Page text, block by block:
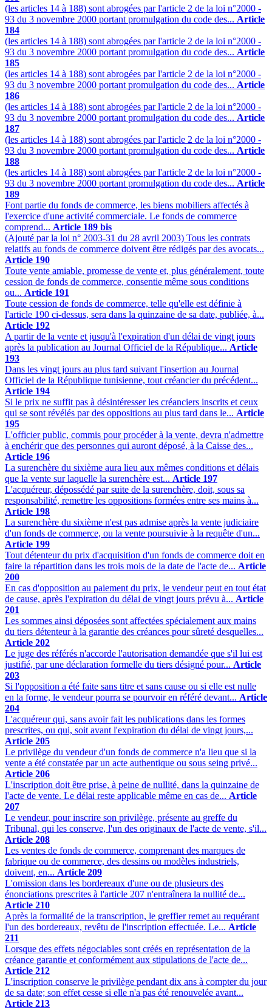
(les articles 14 à 188) sont abrogées par l'article 2 de la loi n°2000 -
93 du 3 novembre 2000 portant promulgation du code des... Article
184
(les articles 14 à 188) sont abrogées par l'article 2 de la loi n°2000 -
93 du 3 novembre 2000 portant promulgation du code des... Article
185
(les articles 14 à 188) sont abrogées par l'article 2 de la loi n°2000 -
93 du 3 novembre 2000 portant promulgation du code des... Article
186
(les articles 14 à 188) sont abrogées par l'article 2 de la loi n°2000 -
93 du 3 novembre 2000 portant promulgation du code des... Article
187
(les articles 14 à 188) sont abrogées par l'article 2 de la loi n°2000 -
93 du 3 novembre 2000 portant promulgation du code des... Article
188
(les articles 14 à 188) sont abrogées par l'article 2 de la loi n°2000 -
93 du 3 novembre 2000 portant promulgation du code des... Article
189
Font partie du fonds de commerce, les biens mobiliers affectés à
l'exercice d'une activité commerciale. Le fonds de commerce
comprend... Article 189 bis
(Ajouté par la loi n° 2003-31 du 28 avril 2003) Tous les contrats
relatifs au fonds de commerce doivent être rédigés par des avocats...
Article 190
Toute vente amiable, promesse de vente et, plus généralement, toute
cession de fonds de commerce, consentie même sous conditions
ou... Article 191
Toute cession de fonds de commerce, telle qu'elle est définie à
l'article 190 ci-dessus, sera dans la quinzaine de sa date, publiée, à...
Article 192
A partir de la vente et jusqu'à l'expiration d'un délai de vingt jours
après la publication au Journal Officiel de la République... Article
193
Dans les vingt jours au plus tard suivant l'insertion au Journal
Officiel de la République tunisienne, tout créancier du précédent...
Article 194
Si le prix ne suffit pas à désintéresser les créanciers inscrits et ceux
qui se sont révélés par des oppositions au plus tard dans le... Article
195
L'officier public, commis pour procéder à la vente, devra n'admettre
à enchérir que des personnes qui auront déposé, à la Caisse des...
Article 196
La surenchère du sixième aura lieu aux mêmes conditions et délais
que la vente sur laquelle la surenchère est... Article 197
L'acquéreur, dépossédé par suite de la surenchère, doit, sous sa
responsabilité, remettre les oppositions formées entre ses mains à...
Article 198
La surenchère du sixième n'est pas admise après la vente judiciaire
d'un fonds de commerce, ou la vente poursuivie à la requête d'un...
Article 199
Tout détenteur du prix d'acquisition d'un fonds de commerce doit en
faire la répartition dans les trois mois de la date de l'acte de... Article
200
En cas d'opposition au paiement du prix, le vendeur peut en tout état
de cause, après l'expiration du délai de vingt jours prévu à... Article
201
Les sommes ainsi déposées sont affectées spécialement aux mains
du tiers détenteur à la garantie des créances pour sûreté desquelles...
Article 202
Le juge des référés n'accorde l'autorisation demandée que s'il lui est
justifié, par une déclaration formelle du tiers désigné pour... Article
203
Si l'opposition a été faite sans titre et sans cause ou si elle est nulle
en la forme, le vendeur pourra se pourvoir en référé devant... Article
204
L'acquéreur qui, sans avoir fait les publications dans les formes
prescrites, ou qui, soit avant l'expiration du délai de vingt jours,...
Article 205
Le privilège du vendeur d'un fonds de commerce n'a lieu que si la
vente a été constatée par un acte authentique ou sous seing privé...
Article 206
L'inscription doit être prise, à peine de nullité, dans la quinzaine de
l'acte de vente. Le délai reste applicable même en cas de... Article
207
Le vendeur, pour inscrire son privilège, présente au greffe du
Tribunal, qui les conserve, l'un des originaux de l'acte de vente, s'il...
Article 208
Les ventes de fonds de commerce, comprenant des marques de
fabrique ou de commerce, des dessins ou modèles industriels,
doivent, en... Article 209
L'omission dans les bordereaux d'une ou de plusieurs des
énonciations prescrites à l'article 207 n'entraînera la nullité de...
Article 210
Après la formalité de la transcription, le greffier remet au requérant
l'un des bordereaux, revêtu de l'inscription effectuée. Le... Article
211
Lorsque des effets négociables sont créés en représentation de la
créance garantie et conformément aux stipulations de l'acte de...
Article 212
L'inscription conserve le privilège pendant dix ans à compter du jour
de sa date; son effet cesse si elle n'a pas été renouvelée avant...
Article 213